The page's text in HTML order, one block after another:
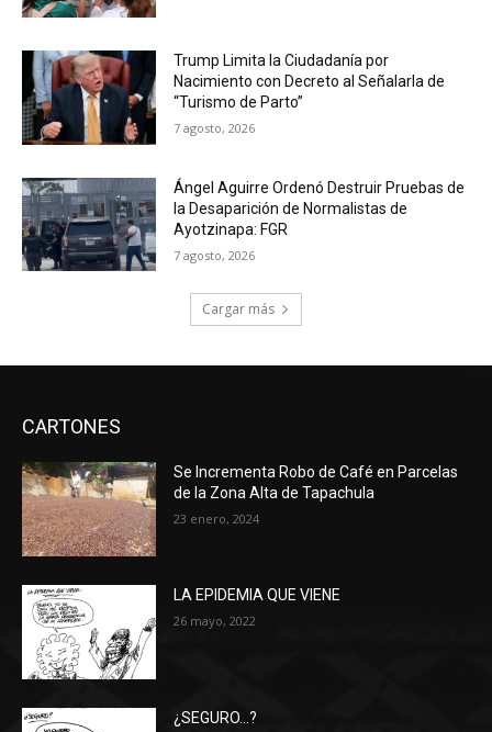
Trump Limita la Ciudadanía por
Nacimiento con Decreto al Señalarla de
“Turismo de Parto”
7 agosto, 2026
Ángel Aguirre Ordenó Destruir Pruebas de
la Desaparición de Normalistas de
Ayotzinapa: FGR
7 agosto, 2026
Cargar más
CARTONES
Se Incrementa Robo de Café en Parcelas
de la Zona Alta de Tapachula
23 enero, 2024
LA EPIDEMIA QUE VIENE
26 mayo, 2022
¿SEGURO…?